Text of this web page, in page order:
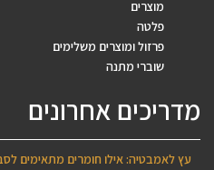
מוצרים
פלטה
פרזול ומוצרים משלימים
שוברי מתנה
מדריכים אחרונים
עץ לאמבטיה: אילו חומרים מתאימים